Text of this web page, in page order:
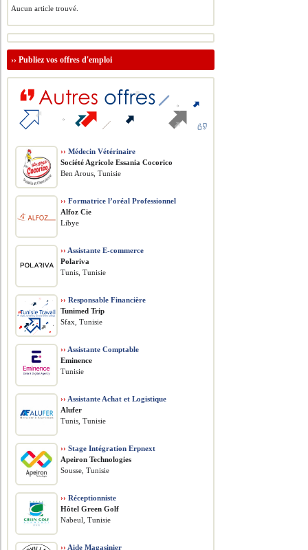
Aucun article trouvé.
››Publiez vos offres d'emploi
›› Médecin Vétérinaire
Société Agricole Essania Cocorico
Ben Arous, Tunisie
›› Formatrice l’oréal Professionnel
Alfoz Cie
Libye
›› Assistante E-commerce
Polariva
Tunis, Tunisie
›› Responsable Financière
Tunimed Trip
Sfax, Tunisie
›› Assistante Comptable
Eminence
Tunisie
›› Assistante Achat et Logistique
Alufer
Tunis, Tunisie
›› Stage Intégration Erpnext
Apeiron Technologies
Sousse, Tunisie
›› Réceptionniste
Hôtel Green Golf
Nabeul, Tunisie
›› Aide Magasinier